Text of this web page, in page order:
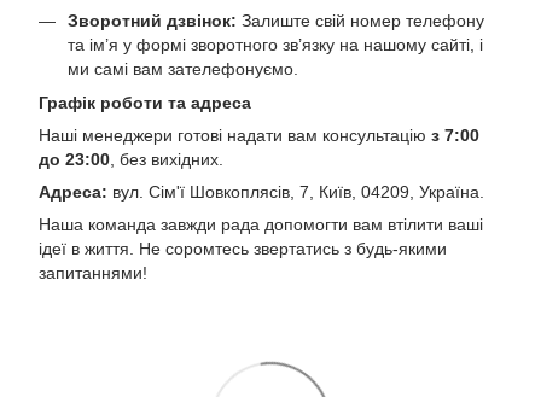
Зворотний дзвінок: Залиште свій номер телефону
та ім’я у формі зворотного зв’язку на нашому сайті, і
ми самі вам зателефонуємо.
Графік роботи та адреса
Наші менеджери готові надати вам консультацію з 7:00
до 23:00 , без вихідних.
Адреса: вул. Сім'ї Шовкоплясів, 7, Київ, 04209, Україна.
Наша команда завжди рада допомогти вам втілити ваші
ідеї в життя. Не соромтесь звертатись з будь-якими
запитаннями!